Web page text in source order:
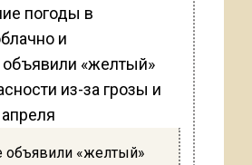
погоды в
и
объявили «желтый»